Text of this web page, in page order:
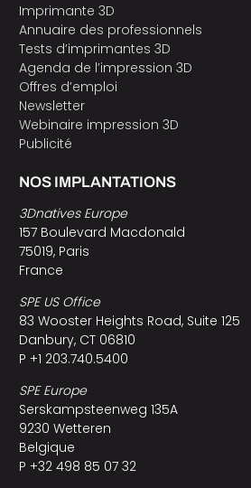
Imprimante 3D
Annuaire des professionnels
Tests d’imprimantes 3D
Agenda de l’impression 3D
Offres d’emploi
Newsletter
Webinaire impression 3D
Publicité
NOS IMPLANTATIONS
3Dnatives Europe
157 Boulevard Macdonald
75019, Paris
France
SPE US Office
83 Wooster Heights Road, Suite 125
Danbury, CT 06810
P +1 203.740.5400
SPE Europe
Serskampsteenweg 135A
9230 Wetteren
Belgique
P +32 498 85 07 32